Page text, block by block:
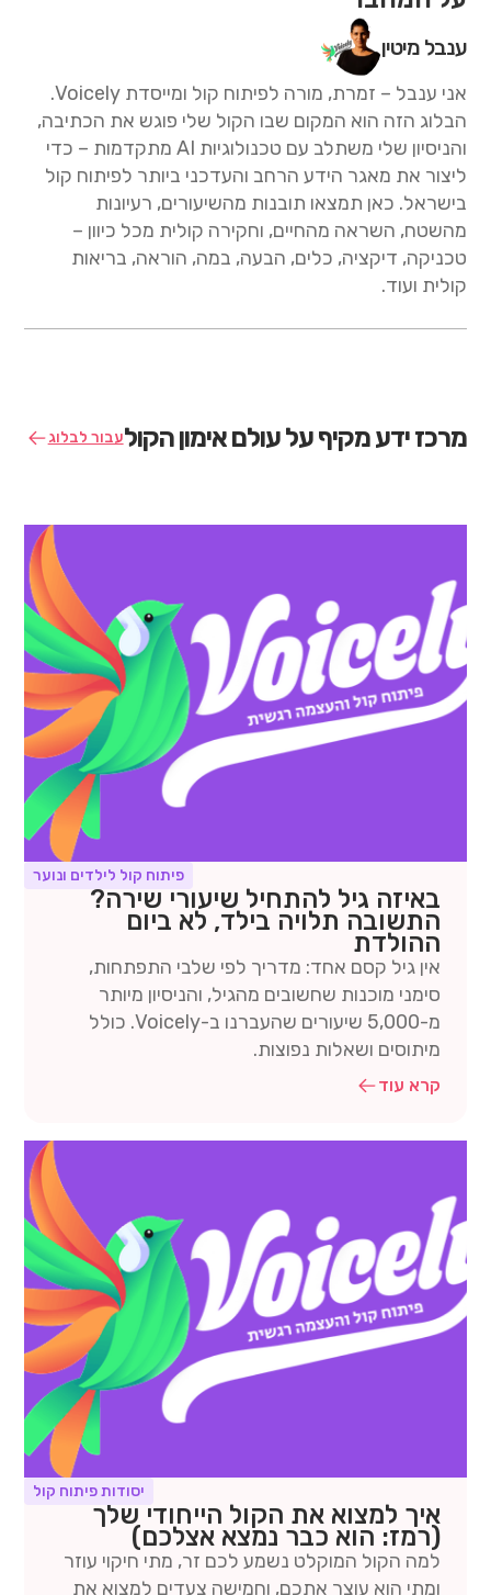
ענבל מיטין
אני ענבל – זמרת, מורה לפיתוח קול ומייסדת Voicely.
הבלוג הזה הוא המקום שבו הקול שלי פוגש את הכתיבה,
והניסיון שלי משתלב עם טכנולוגיות AI מתקדמות – כדי
ליצור את מאגר הידע הרחב והעדכני ביותר לפיתוח קול
בישראל. כאן תמצאו תובנות מהשיעורים, רעיונות
מהשטח, השראה מהחיים, וחקירה קולית מכל כיוון –
טכניקה, דיקציה, כלים, הבעה, במה, הוראה, בריאות
קולית ועוד.
עבור לבלוגמרכז ידע מקיף על עולם אימון הקול
פיתוח קול לילדים ונוער
באיזה גיל להתחיל שיעורי שירה?
התשובה תלויה בילד, לא ביום
ההולדת
אין גיל קסם אחד: מדריך לפי שלבי התפתחות,
סימני מוכנות שחשובים מהגיל, והניסיון מיותר
מ-5,000 שיעורים שהעברנו ב-Voicely. כולל
מיתוסים ושאלות נפוצות.
קרא עוד
יסודות פיתוח קול
איך למצוא את הקול הייחודי שלך
(רמז: הוא כבר נמצא אצלכם)
למה הקול המוקלט נשמע לכם זר, מתי חיקוי עוזר
ומתי הוא עוצר אתכם, וחמישה צעדים למצוא את